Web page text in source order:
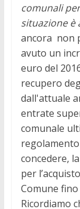
comunali
situazione è
ancora non
avuto un
euro del
recupero
dall'attuale
entrate
comunale
concedere,
per
Comune
Ricordiamo